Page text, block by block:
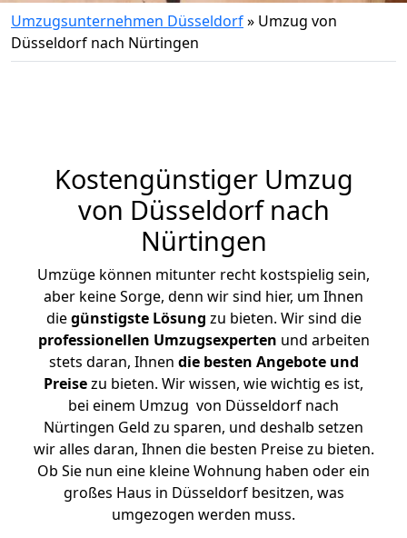
Umzugsunternehmen Düsseldorf» Umzug von
Düsseldorf nach Nürtingen
Kostengünstiger Umzug
von Düsseldorf nach
Nürtingen
Umzüge können mitunter recht kostspielig sein,
aber keine Sorge, denn wir sind hier, um Ihnen
diegünstigste Lösung zu bieten. Wir sind die
professionellen Umzugsexperten und arbeiten
stets daran, Ihnen die besten Angebote und
Preisezu bieten. Wir wissen, wie wichtig es ist,
bei einem Umzug von Düsseldorf nach
Nürtingen Geld zu sparen, und deshalb setzen
wir alles daran, Ihnen die besten Preise zu bieten.
Ob Sie nun eine kleine Wohnung haben oder ein
großes Haus in Düsseldorf besitzen, was
umgezogen werden muss.